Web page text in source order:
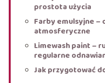
prostota użycia
Farby emulsyjne –
atmosferyczne
Limewash paint –
regularne
Jak przygotować